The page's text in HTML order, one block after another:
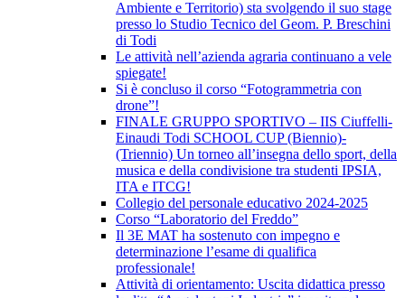
Ambiente e Territorio) sta svolgendo il suo stage
presso lo Studio Tecnico del Geom. P. Breschini
di Todi
Le attività nell’azienda agraria continuano a vele
spiegate!
Si è concluso il corso “Fotogrammetria con
drone”!
FINALE GRUPPO SPORTIVO – IIS Ciuffelli-
Einaudi Todi SCHOOL CUP (Biennio)-
(Triennio) Un torneo all’insegna dello sport, della
musica e della condivisione tra studenti IPSIA,
ITA e ITCG!
Collegio del personale educativo 2024-2025
Corso “Laboratorio del Freddo”
Il 3E MAT ha sostenuto con impegno e
determinazione l’esame di qualifica
professionale!
Attività di orientamento: Uscita didattica presso